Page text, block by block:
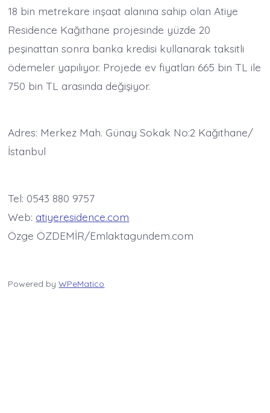
18 bin metrekare inşaat alanına sahip olan Atiye
Residence Kağıthane projesinde yüzde 20
peşinattan sonra banka kredisi kullanarak taksitli
ödemeler yapılıyor. Projede ev fiyatları 665 bin TL ile
750 bin TL arasında değişiyor.
Adres: Merkez Mah. Günay Sokak No:2 Kağıthane/
İstanbul
Tel: 0543 880 9757
Web: atiyeresidence.com
Özge ÖZDEMİR/Emlaktagundem.com
Powered byWPeMatico